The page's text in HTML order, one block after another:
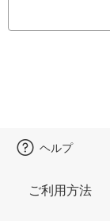
ヘルプ
ご利用方法